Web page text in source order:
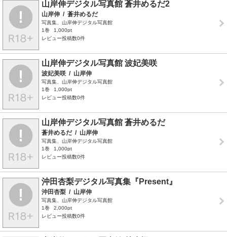
山岸伸デジタル写真館 蒼井めるだ2
山岸伸 / 蒼井めるだ
写真集、山岸伸デジタル写真館
1巻
1,000pt
レビュー投稿数0件
山岸伸デジタル写真館 波妃美咲
波妃美咲 / 山岸伸
写真集、山岸伸デジタル写真館
1巻
1,000pt
レビュー投稿数0件
山岸伸デジタル写真館 蒼井めるだ
蒼井めるだ / 山岸伸
写真集、山岸伸デジタル写真館
1巻
1,000pt
レビュー投稿数0件
沖田杏梨デジタル写真集『Present』
沖田杏梨 / 山岸伸
写真集、山岸伸デジタル写真館
1巻
2,000pt
レビュー投稿数0件